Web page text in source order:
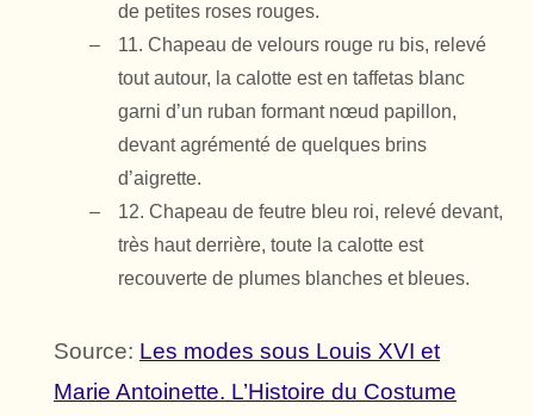
de petites roses rouges.
11. Chapeau de velours rouge ru bis, relevé
tout autour, la calotte est en taffetas blanc
garni d’un ruban formant nœud papillon,
devant agrémenté de quelques brins
d’aigrette.
12. Chapeau de feutre bleu roi, relevé devant,
très haut derrière, toute la calotte est
recouverte de plumes blanches et bleues.
Source: Les modes sous Louis XVI et
Marie Antoinette. L’Histoire du Costume